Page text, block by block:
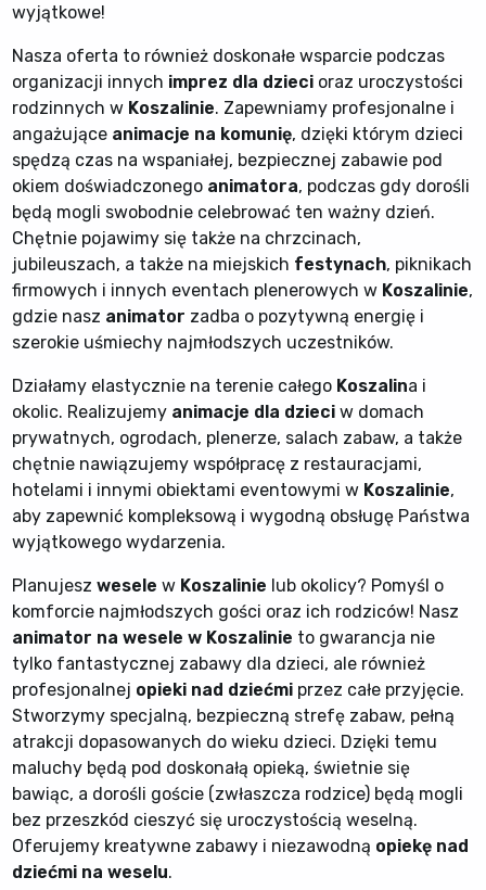
wyjątkowe!
Nasza oferta to również doskonałe wsparcie podczas
organizacji innych imprez dla dzieci oraz uroczystości
rodzinnych w Koszalinie. Zapewniamy profesjonalne i
angażujące animacje na komunię, dzięki którym dzieci
spędzą czas na wspaniałej, bezpiecznej zabawie pod
okiem doświadczonego animatora, podczas gdy dorośli
będą mogli swobodnie celebrować ten ważny dzień.
Chętnie pojawimy się także na chrzcinach,
jubileuszach, a także na miejskich festynach, piknikach
firmowych i innych eventach plenerowych w Koszalinie,
gdzie nasz animator zadba o pozytywną energię i
szerokie uśmiechy najmłodszych uczestników.
Działamy elastycznie na terenie całego Koszalina i
okolic. Realizujemy animacje dla dzieci w domach
prywatnych, ogrodach, plenerze, salach zabaw, a także
chętnie nawiązujemy współpracę z restauracjami,
hotelami i innymi obiektami eventowymi w Koszalinie,
aby zapewnić kompleksową i wygodną obsługę Państwa
wyjątkowego wydarzenia.
Planujeszwesele w Koszalinie lub okolicy? Pomyśl o
komforcie najmłodszych gości oraz ich rodziców! Nasz
animator na wesele w Koszalinie to gwarancja nie
tylko fantastycznej zabawy dla dzieci, ale również
profesjonalnej opieki nad dziećmi przez całe przyjęcie.
Stworzymy specjalną, bezpieczną strefę zabaw, pełną
atrakcji dopasowanych do wieku dzieci. Dzięki temu
maluchy będą pod doskonałą opieką, świetnie się
bawiąc, a dorośli goście (zwłaszcza rodzice) będą mogli
bez przeszkód cieszyć się uroczystością weselną.
Oferujemy kreatywne zabawy i niezawodną opiekę nad
dziećmi na weselu.